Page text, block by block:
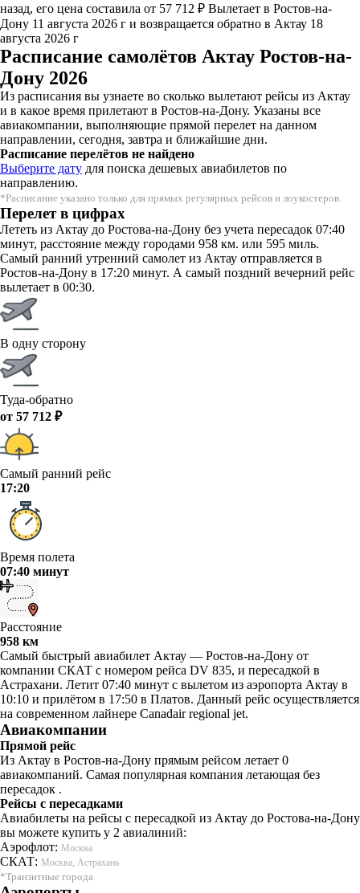
назад, его цена составила от 57 712 ₽ Вылетает в Ростов-на-
Дону 11 августа 2026 г и возвращается обратно в Актау 18
августа 2026 г
Расписание самолётов Актау Ростов-на-
Дону 2026
Из расписания вы узнаете во сколько вылетают рейсы из Актау
и в какое время прилетают в Ростов-на-Дону. Указаны все
авиакомпании, выполняющие прямой перелет на данном
направлении, сегодня, завтра и ближайшие дни.
Расписание перелётов не найдено
Выберите дату для поиска дешевых авиабилетов по
направлению.
*Расписание указано только для прямых регулярных рейсов и лоукостеров.
Перелет в цифрах
Лететь из Актау до Ростова-на-Дону без учета пересадок 07:40
минут, расстояние между городами 958 км. или 595 миль.
Самый ранний утренний самолет из Актау отправляется в
Ростов-на-Дону в 17:20 минут. А самый поздний вечерний рейс
вылетает в 00:30.
В одну сторону
Туда-обратно
от 57 712 ₽
Самый ранний рейс
17:20
Время полета
07:40 минут
Расстояние
958 км
Самый быстрый авиабилет Актау — Ростов-на-Дону от
компании СКАТ с номером рейса DV 835, и пересадкой в
Астрахани. Летит 07:40 минут с вылетом из аэропорта Актау в
10:10 и прилётом в 17:50 в Платов. Данный рейс осуществляется
на современном лайнере Canadair regional jet.
Авиакомпании
Прямой рейс
Из Актау в Ростов-на-Дону прямым рейсом летает 0
авиакомпаний. Самая популярная компания летающая без
пересадок .
Рейсы с пересадками
Авиабилеты на рейсы с пересадкой из Актау до Ростова-на-Дону
вы можете купить у 2 авиалиний:
Аэрофлот: Москва
СКАТ: Москва, Астрахань
*Транзитные города